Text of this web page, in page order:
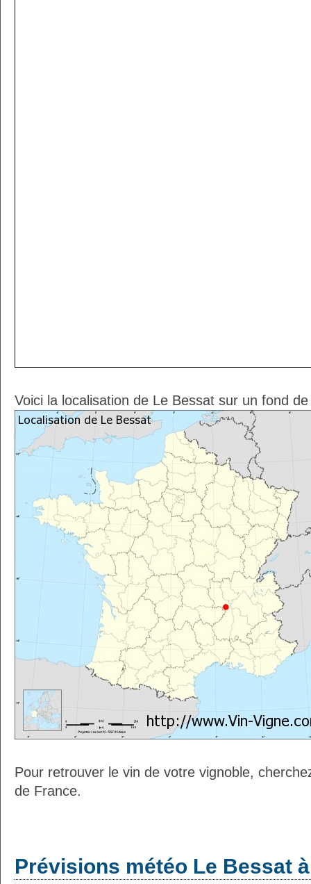
Voici la localisation de Le Bessat sur un fond
Pour retrouver le vin de votre vignoble,
de France.
Prévisions météo Le Bessat